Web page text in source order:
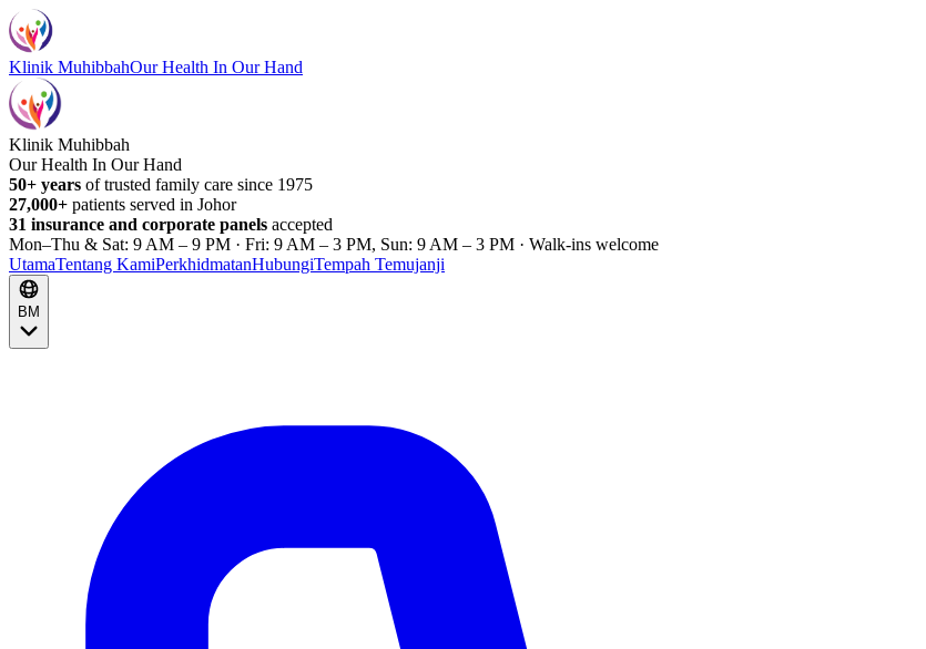
Klinik MuhibbahOur Health In Our Hand
Klinik Muhibbah
Our Health In Our Hand
50+ years of trusted family care since 1975
27,000+ patients served in Johor
31 insurance and corporate panels accepted
Mon–Thu & Sat: 9 AM – 9 PM · Fri: 9 AM – 3 PM, Sun: 9 AM – 3 PM · Walk-ins welcome
UtamaTentang KamiPerkhidmatanHubungiTempah Temujanji
BM